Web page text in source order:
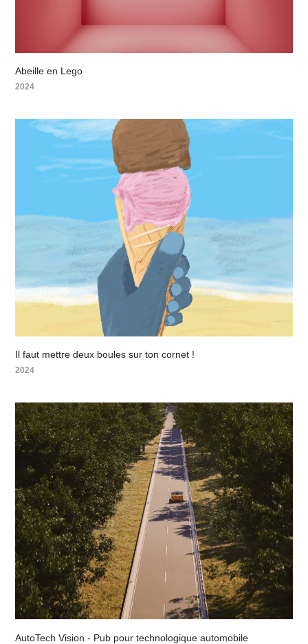
Abeille en Lego
2024
Il faut mettre deux boules sur ton cornet !
2024
AutoTech Vision - Pub pour technologique automobile